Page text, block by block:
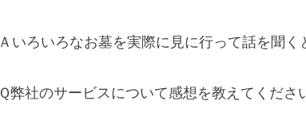
Ａいろいろなお墓を実際に見に行って話を聞く
Ｑ弊社のサービスについて感想を教えてくださ